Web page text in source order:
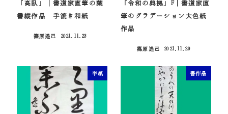
「高臥」｜書道家直筆の葉
書縦作品 手漉き和紙
篠原遙己
2021.11.23
「令和の典拠」F｜書道家直
筆のグラデーション大色紙
作品
篠原遙己
2021.11.29
半紙 書作品